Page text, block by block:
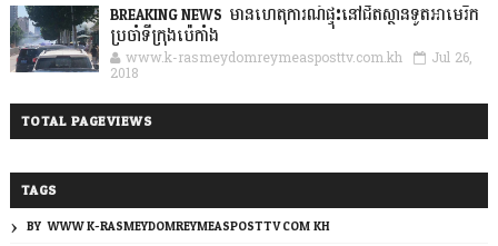
BREAKING NEWS: មានហេតុការណ៍ផ្ទុះនៅជិតស្ថានទូតអាមេរិក
ប្រចាំទីក្រុងប៉េកាំង
www.k-rasmeydomreymeasposttv.com.kh Jul 26,
2018
TOTAL PAGEVIEWS
TAGS
BY: WWW.K-RASMEYDOMREYMEASPOSTTV.COM.KH